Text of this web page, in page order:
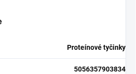
Proteínové tyčinky
5056357903834